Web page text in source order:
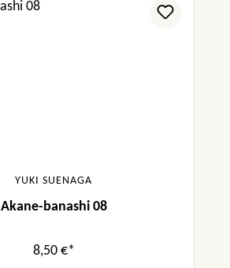
YUKI SUENAGA
Akane-banashi 08
8,50 €*